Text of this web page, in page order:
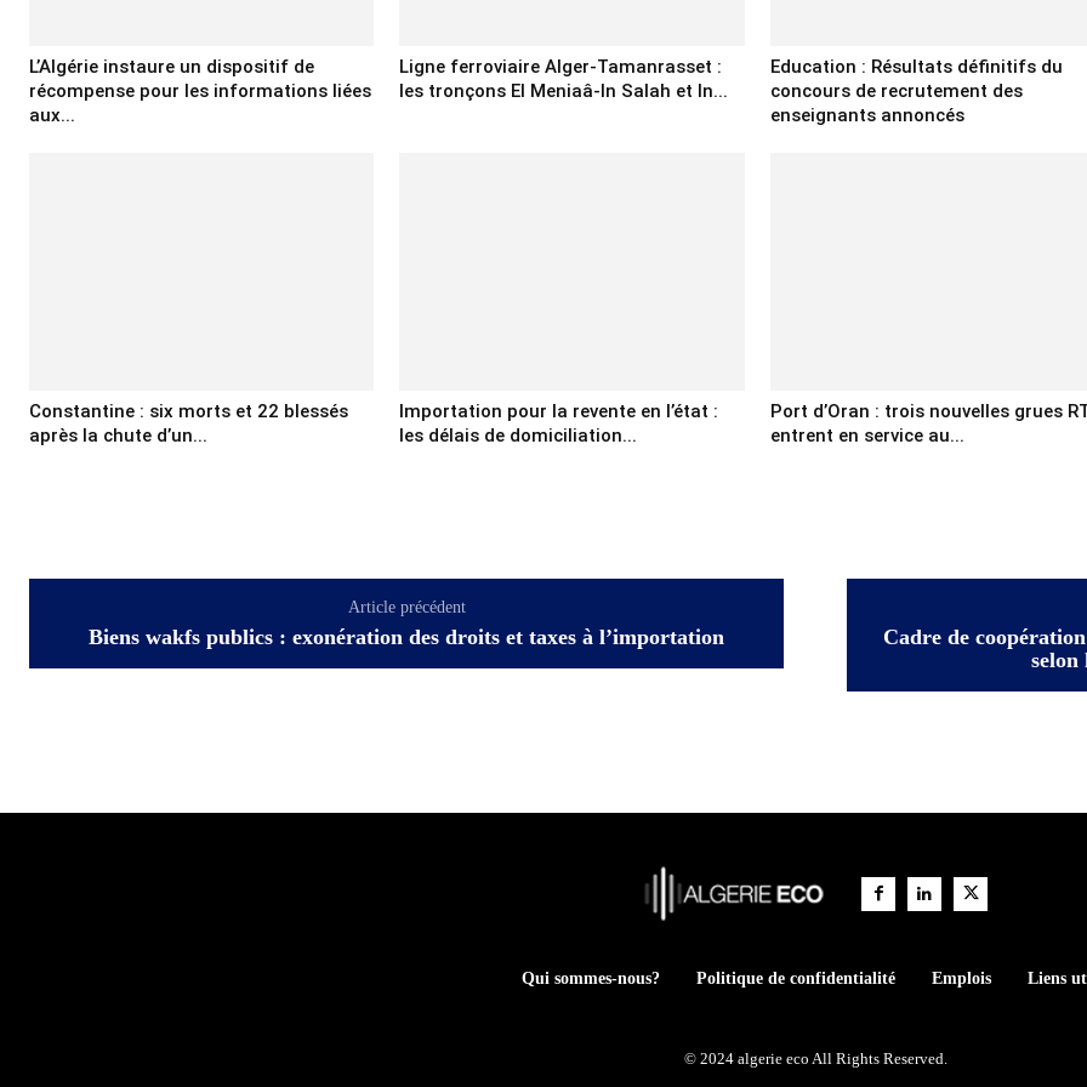
L’Algérie instaure un dispositif de
récompense pour les informations liées
aux...
Ligne ferroviaire Alger-Tamanrasset :
les tronçons El Meniaâ-In Salah et In...
Education : Résultats définitifs du
concours de recrutement des
enseignants annoncés
Constantine : six morts et 22 blessés
après la chute d’un...
Importation pour la revente en l’état :
les délais de domiciliation...
Port d’Oran : trois nouvelles grues
entrent en service au...
Article précédent
Biens wakfs publics : exonération des droits et taxes à l’importation
Cadre de
selon
Qui sommes-nous? Politique de confidentialité Emplois Liens
© 2024 algerie eco All Rights Reserved.